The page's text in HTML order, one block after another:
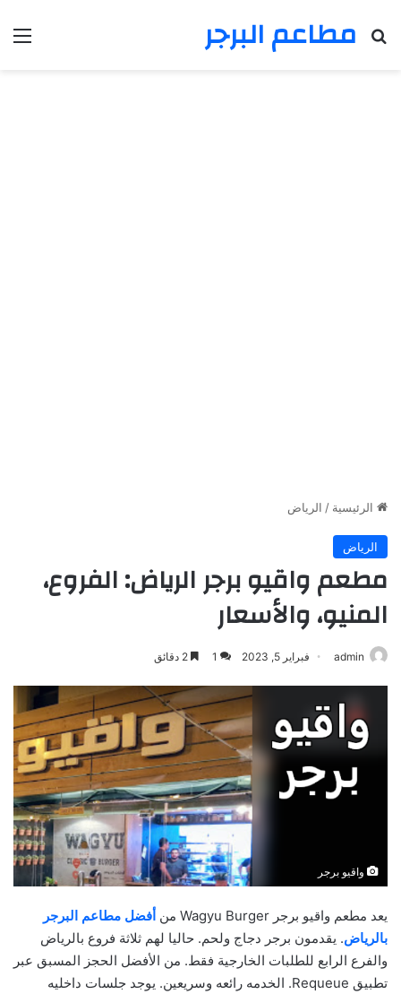
مطاعم البرجر
بحث عن
الرئيسية / الرياض
الرياض
مطعم واقيو برجر الرياض: الفروع،
المنيو، والأسعار
admin فبراير 5, 2023 1
واقيو برجر
يعد مطعم واقيو برجر Wagyu Burger من
أفضل مطاعم البرجر
بالرياض. يقدمون برجر دجاج ولحم. حاليا لهم ثلاثة فروع بالرياض
والفرع الرابع للطلبات الخارجية فقط. من الأفضل الحجز المسبق عبر
تطبيق Requeue. ‏الخدمه رائعه وسريعين. ‏يوجد جلسات داخليه